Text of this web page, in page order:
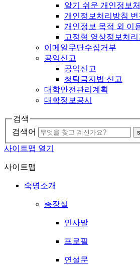
알기 쉬운 개인정보
개인정보처리방침 변
개인정보 목적 외 이
고정형 영상정보처
이메일무단수집거부
공익신고
공익신고
청탁금지법 신고
대학안전관리계획
대학정보공시
검색
검색어
사이트맵 열기
사이트맵
숙명소개
총장실
인사말
프로필
연설문